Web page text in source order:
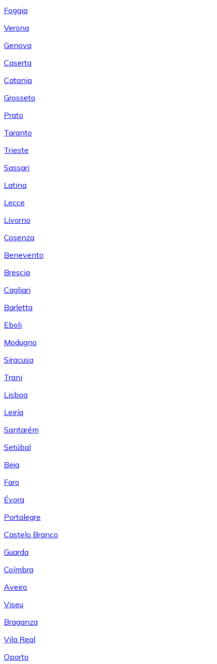
Foggia
Verona
Genova
Caserta
Catania
Grosseto
Prato
Taranto
Trieste
Sassari
Latina
Lecce
Livorno
Cosenza
Benevento
Brescia
Cagliari
Barletta
Eboli
Modugno
Siracusa
Trani
Lisboa
Leiría
Santarém
Setúbal
Beja
Faro
Évora
Portalegre
Castelo Branco
Guarda
Coímbra
Aveiro
Viseu
Braganza
Vila Real
Oporto